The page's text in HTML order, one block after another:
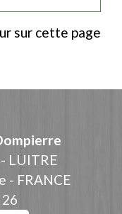
sur cette page
LUITRE
- FRANCE